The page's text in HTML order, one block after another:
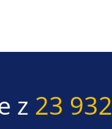
z 23 932